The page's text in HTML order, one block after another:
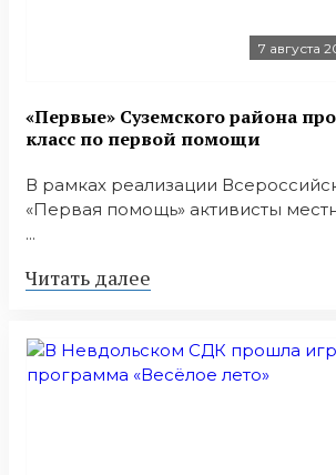
7 августа
«Первые» Суземского района
класс по первой помощи
В рамках реализации
«Первая помощь» активисты
...
Читать далее